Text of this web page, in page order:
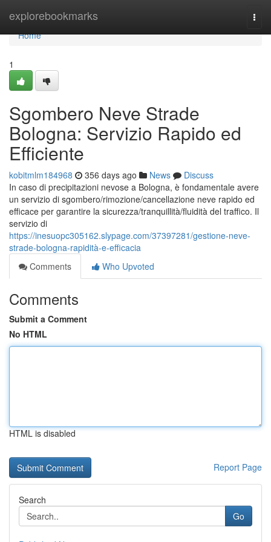
explorebookmarks
Home
Home
1
Sgombero Neve Strade
Bologna: Servizio Rapido ed
Efficiente
kobitmlm184968 356 days ago News
Discuss
In caso di precipitazioni nevose a Bologna, è fondamentale avere
un servizio di sgombero/rimozione/cancellazione neve rapido ed
efficace per garantire la sicurezza/tranquillità/fluidità del traffico. Il
servizio di
https://inesuopc305162.slypage.com/37397281/gestione-neve-
strade-bologna-rapidità-e-efficacia
Comments
Who Upvoted
Comments
Submit a Comment
No HTML
HTML is disabled
Report Page
Search
Go